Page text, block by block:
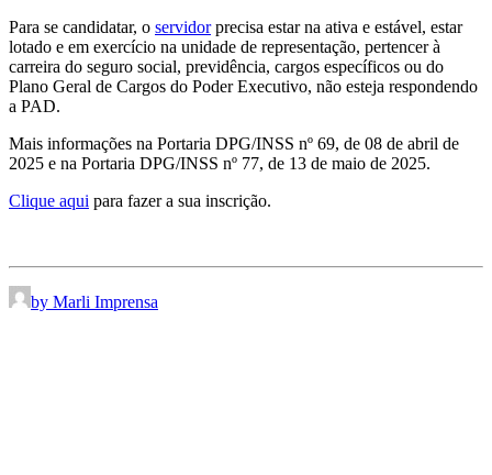
Para se candidatar, o servidorprecisa estar na ativa e estável, estar
lotado e em exercício na unidade de representação, pertencer à
carreira do seguro social, previdência, cargos específicos ou do
Plano Geral de Cargos do Poder Executivo, não esteja respondendo
a PAD.
Mais informações na Portaria DPG/INSS nº 69, de 08 de abril de
2025 e na Portaria DPG/INSS nº 77, de 13 de maio de 2025.
Clique aqui para fazer a sua inscrição.
by Marli Imprensa